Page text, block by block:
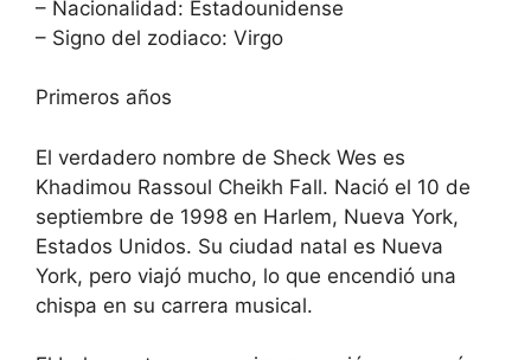
– Nacionalidad: Estadounidense
– Signo del zodiaco: Virgo
Primeros años
El verdadero nombre de Sheck Wes es
Khadimou Rassoul Cheikh Fall. Nació el 10 de
septiembre de 1998 en Harlem, Nueva York,
Estados Unidos. Su ciudad natal es Nueva
York, pero viajó mucho, lo que encendió una
chispa en su carrera musical.